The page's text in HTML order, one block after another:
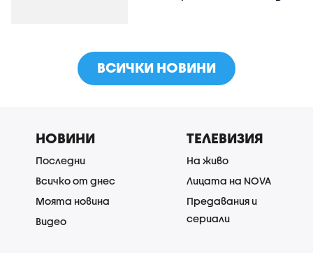
ВСИЧКИ НОВИНИ
НОВИНИ
Последни
Всичко от днес
Моята новина
Видео
ТЕЛЕВИЗИЯ
На живо
Лицата на NOVA
Предавания и
сериали